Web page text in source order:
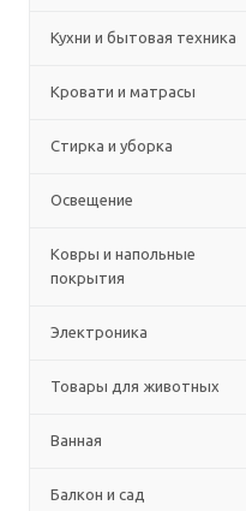
Кухни и бытовая техника
Кровати и матрасы
Стирка и уборка
Освещение
Ковры и напольные
покрытия
Электроника
Товары для животных
Ванная
Балкон и сад